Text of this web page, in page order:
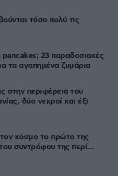
τόσο πολύ τις
23 παραδοσιακές
τα αγαπημένα ζυμάρια
στην περιφέρεια του
δύο νεκροί και έξι
κόσμο το πρώτο της
συντρόφου της περί...